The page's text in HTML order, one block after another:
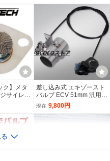
可変排気
コントロ
ワイヤ
エキゾースト マフラー 51
mm 2 インチ 汎用 手動 可
変バルブ 音量調整 消音
サイレンサー ECV
RACIN
シング メ
ザー セン
シィ ワゴ
BE5 マ
86 BRZ パワークラフト
エキマニ キャタライザ
ー PowerCraft ZN6 ZC
6 トヨタ スバル エキゾ
ーストマニフォールド
メタル触媒
現在 130,000円
HE21S MC21S MC22S M
ク】メタ
サイレン
タル 触
50φ～6
車/普通
差し込み式 エキゾースト
バルブ ECV 51mm 汎用
手動 可変バルブ 7段階レ
バー 音量調整 サイレンサ
現在 9,800円